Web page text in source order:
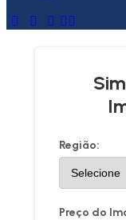
Região:
Preço do